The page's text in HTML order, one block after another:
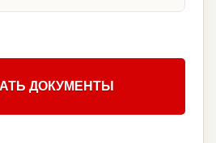
ДОКУМЕНТЫ